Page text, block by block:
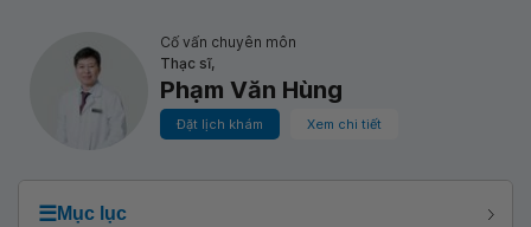
Cố vấn chuyên môn
Thạc sĩ,
Phạm Văn Hùng
Đặt lịch khám Xem chi tiết
☰Mục lục